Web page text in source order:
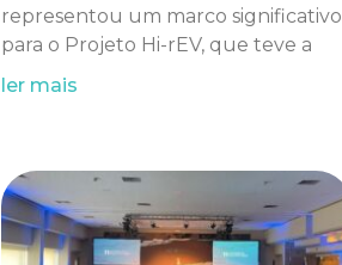
representou um marco significativo
para o Projeto Hi-rEV, que teve a
ler mais